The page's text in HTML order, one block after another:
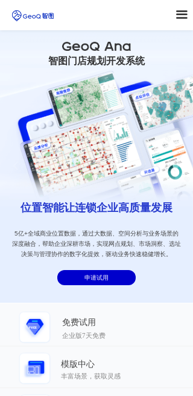
끀
按钮
智图门店规划开发系统
位置智能让连锁企业高质量发展
5亿+全域商业位置数据，通过大数据、空间分析与业务场景的
深度融合，帮助企业深耕市场，实现网点规划、市场洞察、选址
决策与管理协作的数字化提效，驱动业务快速稳健增长。
申请试用
넲
企业版7天免费
免费试用
丰富场景，获取灵感
模版中心